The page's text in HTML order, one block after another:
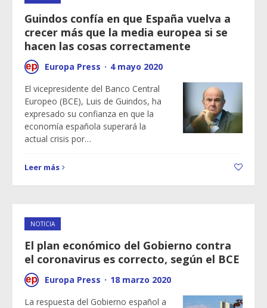
Guindos confía en que España vuelva a
crecer más que la media europea si se
hacen las cosas correctamente
Europa Press · 4 mayo 2020
El vicepresidente del Banco Central
Europeo (BCE), Luis de Guindos, ha
expresado su confianza en que la
economía española superará la
actual crisis por…
Leer más
NOTICIA
El plan económico del Gobierno contra
el coronavirus es correcto, según el BCE
Europa Press · 18 marzo 2020
La respuesta del Gobierno español a